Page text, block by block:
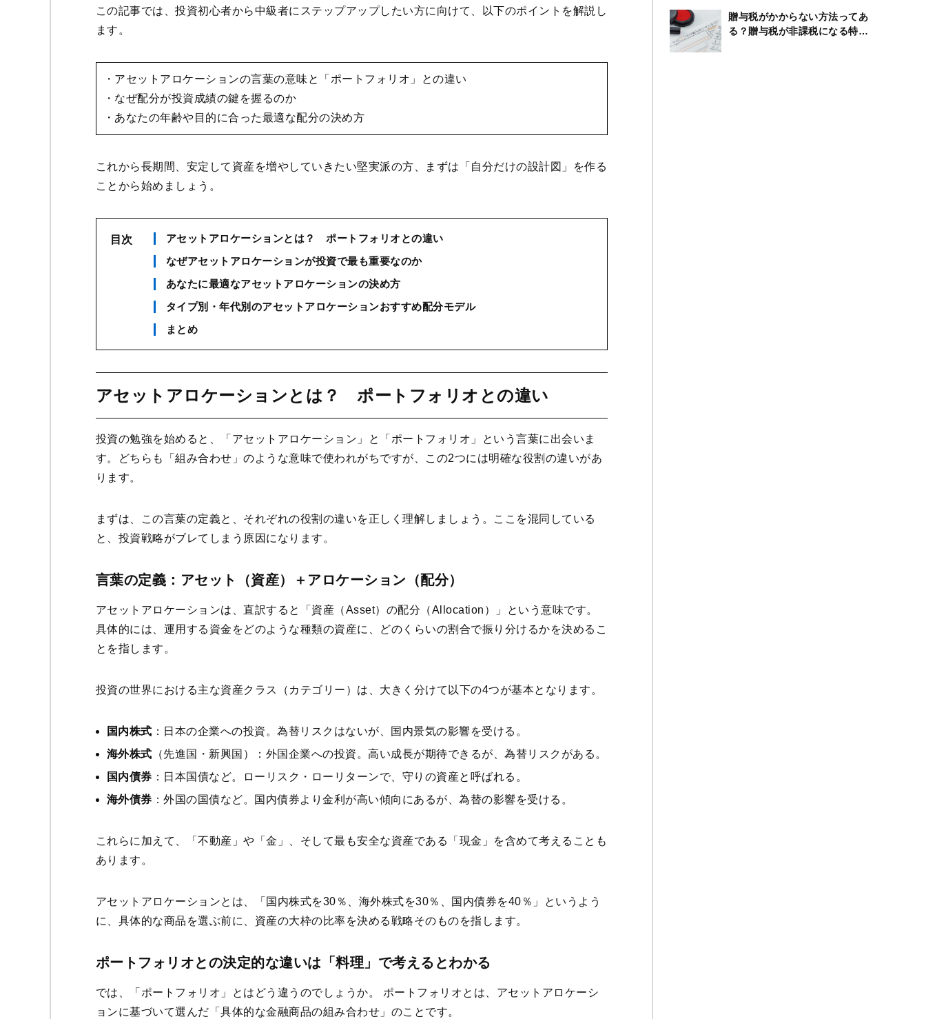
この記事では、投資初心者から中級者にステップアップしたい方に向けて、以下のポイントを解説し
ます。
・アセットアロケーションの言葉の意味と「ポートフォリオ」との違い
・なぜ配分が投資成績の鍵を握るのか
・あなたの年齢や目的に合った最適な配分の決め方
これから長期間、安定して資産を増やしていきたい堅実派の方、まずは「自分だけの設計図」を作る
ことから始めましょう。
目次
アセットアロケーションとは？ ポートフォリオとの違い
なぜアセットアロケーションが投資で最も重要なのか
あなたに最適なアセットアロケーションの決め方
タイプ別・年代別のアセットアロケーションおすすめ配分モデル
まとめ
アセットアロケーションとは？ ポートフォリオとの違い
投資の勉強を始めると、「アセットアロケーション」と「ポートフォリオ」という言葉に出会いま
す。どちらも「組み合わせ」のような意味で使われがちですが、この2つには明確な役割の違いがあ
ります。
まずは、この言葉の定義と、それぞれの役割の違いを正しく理解しましょう。ここを混同している
と、投資戦略がブレてしまう原因になります。
言葉の定義：アセット（資産）＋アロケーション（配分）
アセットアロケーションは、直訳すると「資産（Asset）の配分（Allocation）」という意味です。
具体的には、運用する資金をどのような種類の資産に、どのくらいの割合で振り分けるかを決めるこ
とを指します。
投資の世界における主な資産クラス（カテゴリー）は、大きく分けて以下の4つが基本となります。
国内株式 ：日本の企業への投資。為替リスクはないが、国内景気の影響を受ける。
海外株式 （先進国・新興国）：外国企業への投資。高い成長が期待できるが、為替リスクがある。
国内債券 ：日本国債など。ローリスク・ローリターンで、守りの資産と呼ばれる。
海外債券 ：外国の国債など。国内債券より金利が高い傾向にあるが、為替の影響を受ける。
これらに加えて、「不動産」や「金」、そして最も安全な資産である「現金」を含めて考えることも
あります。
アセットアロケーションとは、「国内株式を30％、海外株式を30％、国内債券を40％」というよう
に、具体的な商品を選ぶ前に、資産の大枠の比率を決める戦略そのものを指します。
ポートフォリオとの決定的な違いは「料理」で考えるとわかる
では、「ポートフォリオ」とはどう違うのでしょうか。 ポートフォリオとは、アセットアロケーシ
ョンに基づいて選んだ「具体的な金融商品の組み合わせ」のことです。
贈与税がかからない方法ってあ
る？贈与税が非課税になる特例